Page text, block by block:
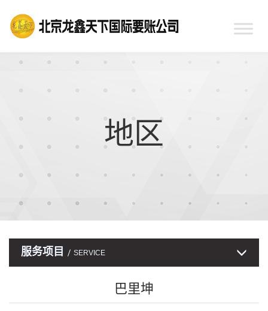
地区
服务项目 SERVICE
巴里坤